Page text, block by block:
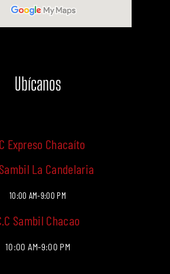
Ubícanos
Expreso Chacaíto
La Candelaria
10:00 AM-9:00 PM
Sambil Chacao
10:00 AM-9:00 PM